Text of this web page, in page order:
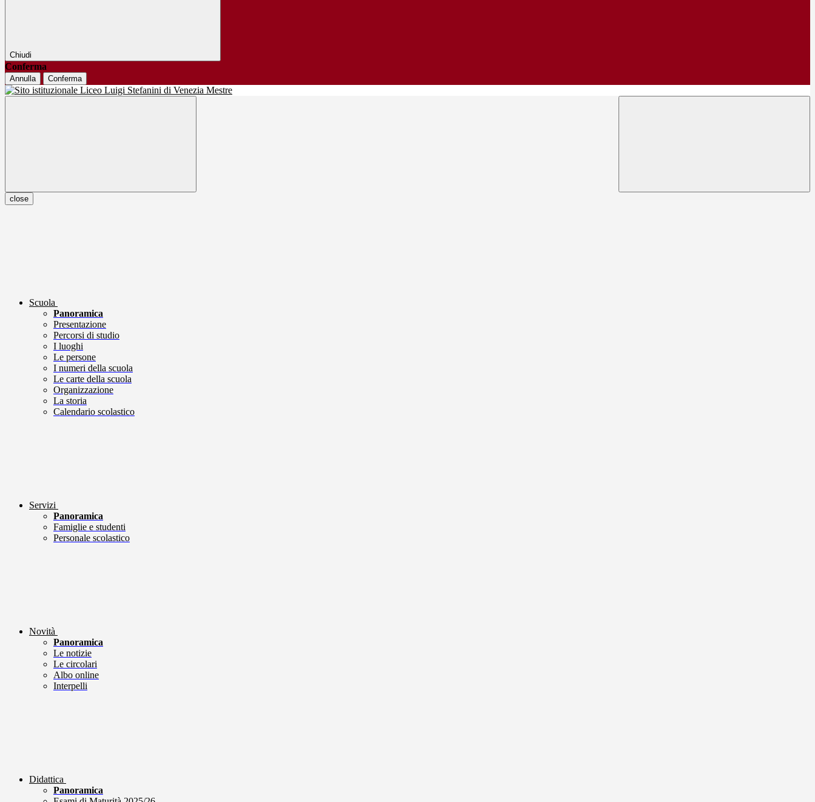
Chiudi
Conferma
Annulla Conferma
close
Scuola
Panoramica
Presentazione
Percorsi di studio
I luoghi
Le persone
I numeri della scuola
Le carte della scuola
Organizzazione
La storia
Calendario scolastico
Servizi
Panoramica
Famiglie e studenti
Personale scolastico
Novità
Panoramica
Le notizie
Le circolari
Albo online
Interpelli
Didattica
Panoramica